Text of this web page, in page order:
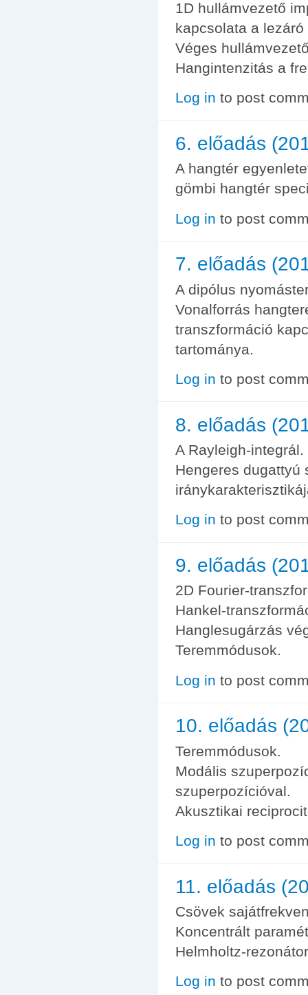
1D hullámvezető
kapcsolata a
Véges
Hangintenzitás a
Log in to post
6. előadás
A hangtér
gömbi hangtér
Log in to post
7. előadás
A dipólus
Vonalforrás
transzformáció
tartománya.
Log in to post
8. előadás
A Rayleigh-integrál.
Hengeres dugattyú
Log in to post
9. előadás
2D Fourier-
Hankel-
Hanglesugárzás
Teremmódusok.
Log in to post
10. előadás
Teremmódusok.
Modális
szuperpozícióval.
Akusztikai
Log in to post
11. előadás
Csövek
Koncentrált
Helmholtz-
Log in to post